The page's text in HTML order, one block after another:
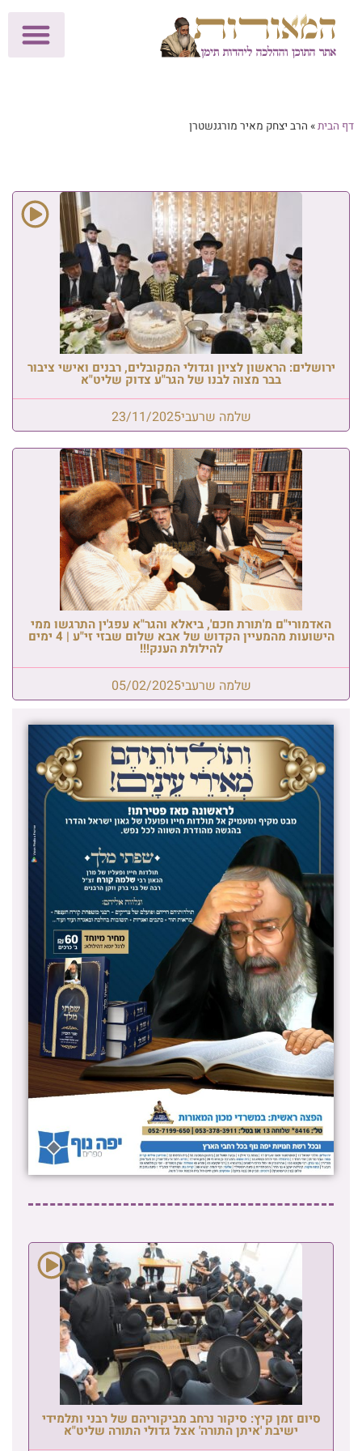
דף הבית» הרב יצחק מאיר מורגנשטרן
ירושלים: הראשון לציון וגדולי המקובלים, רבנים ואישי ציבור
בבר מצוה לבנו של הגר"ע צדוק שליט"א
שלמה שרעבי23/11/2025
האדמורי"ם מ'תורת חכם', ביאלא והגר"א עפג'ין התרגשו ממי
הישועות מהמעיין הקדוש של אבא שלום שבזי זי"ע | 4 ימים
להילולת הענק!!!
שלמה שרעבי05/02/2025
סיום זמן קיץ: סיקור נרחב מביקוריהם של רבני ותלמידי
ישיבת 'איתן התורה' אצל גדולי התורה שליט"א